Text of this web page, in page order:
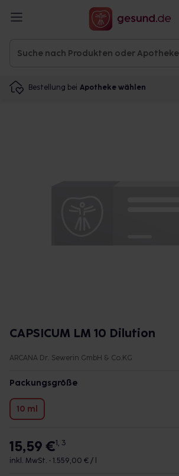
Bestellung bei Apotheke wählen
CAPSICUM LM 10 Dilution
ARCANA Dr. Sewerin GmbH & Co.KG
Packungsgröße
10 ml
15,59 €1, 3
inkl. MwSt. • 1.559,00 € / l